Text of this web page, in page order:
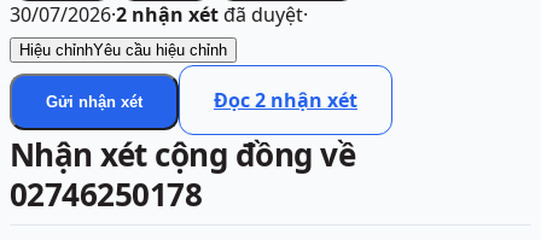
30/07/2026·2 nhận xétđã duyệt·
Hiệu chỉnhYêu cầu hiệu chỉnh
Gửi nhận xét Đọc2 nhận xét
Nhận xét cộng đồng về
02746250178